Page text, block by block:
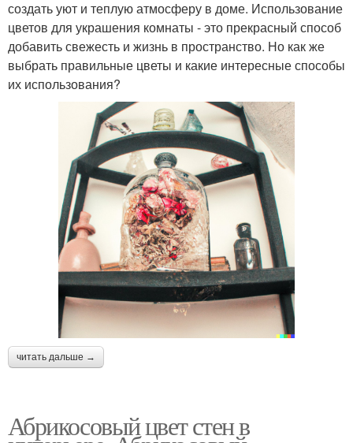
создать уют и теплую атмосферу в доме. Использование
цветов для украшения комнаты - это прекрасный способ
добавить свежесть и жизнь в пространство. Но как же
выбрать правильные цветы и какие интересные способы
их использования?
читать дальше →
Абрикосовый цвет стен в